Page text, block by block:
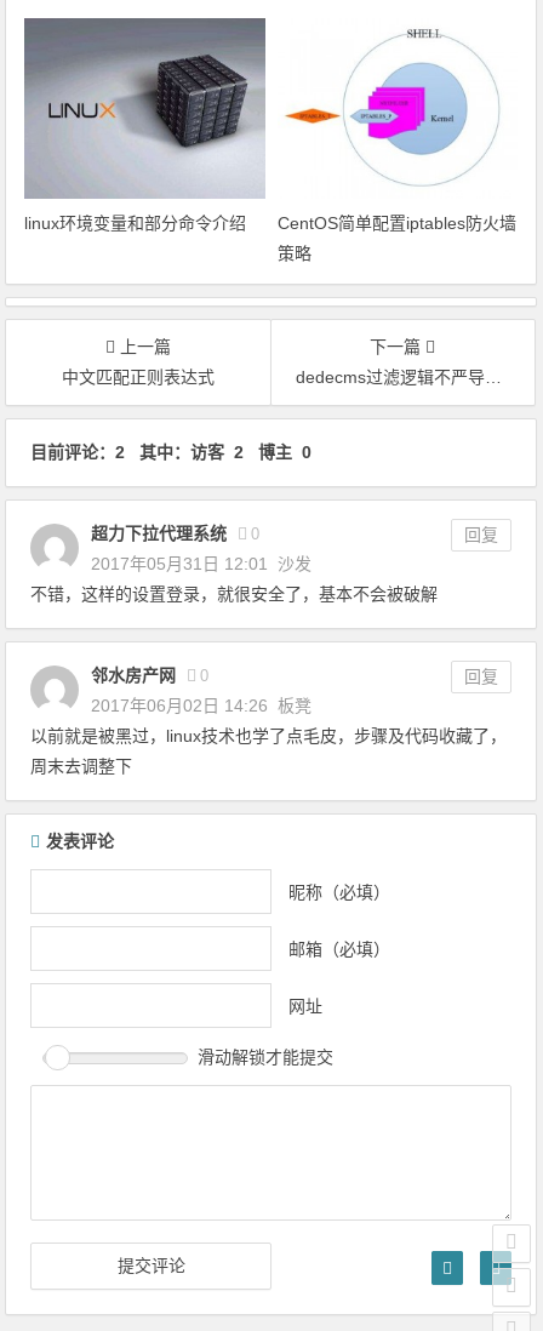
linux环境变量和部分命令介绍
CentOS简单配置iptables防火墙
策略
上一篇
中文匹配正则表达式
下一篇
dedecms过滤逻辑不严导致上传漏洞
目前评论：2 其中：访客 2 博主 0
超力下拉代理系统 0
回复
2017年05月31日 12:01
沙发
不错，这样的设置登录，就很安全了，基本不会被破解
邻水房产网 0
回复
2017年06月02日 14:26 板凳
以前就是被黑过，linux技术也学了点毛皮，步骤及代码收藏了，
周末去调整下
发表评论
昵称（必填）
邮箱（必填）
网址
滑动解锁才能提交